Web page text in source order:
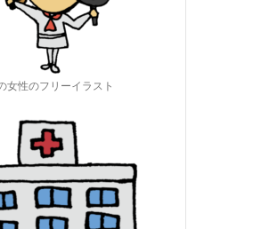
女性のフリーイラスト